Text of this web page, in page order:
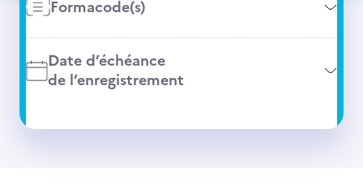
Formacode(s)
Date d’échéance
de l’enregistrement